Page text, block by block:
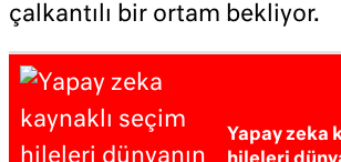
çalkantılı bir ortam bekliyor.
Yapay zeka